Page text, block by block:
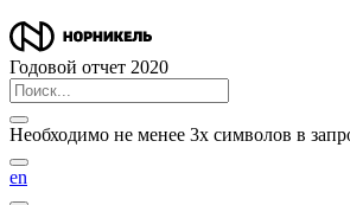
Годовой отчет 2020
Необходимо не менее 3х символов в
en